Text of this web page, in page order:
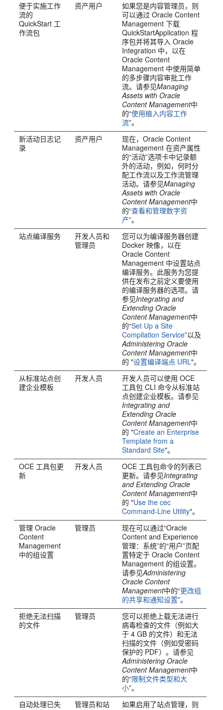
便于实施工作
流的
QuickStart 工
作流包
资产用户
如果您是内容管理员，则
可以通过Oracle Content
Management 下载
QuickStartApplication 程
序包并将其导入Oracle
Integration 中，以在
Oracle Content
Management 中使用简单
的多步骤内容审批工作
流。请参见Managing
Assets with Oracle
Content Management中
的“使用植入内容工作
流”。
新活动日志记
录
资产用户 现在，Oracle Content
Management 在资产属性
的“活动”选项卡中记录额
外的活动，例如，何时分
配工作流以及工作流管理
活动。请参见Managing
Assets with Oracle
Content Management中
的“查看和管理数字资
产”。
站点编译服务
开发人员和
管理员
您可以为编译服务器创建
Docker 映像，以在
Oracle Content
Management 中设置站点
编译服务。此服务为您提
供在发布之前定义要使用
的编译服务器的选项。请
参见Integrating and
Extending Oracle
Content Management中
的“Set Up a Site
Compilation Service”以及
Administering Oracle
Content Management中
的 "设置编译端点 URL"。
从标准站点创
建企业模板
开发人员
开发人员可以使用 OCE
工具包 CLI 命令从标准站
点创建企业模板。请参见
Integrating and
Extending Oracle
Content Management中
的 "Create an Enterprise
Template from a
Standard Site"。
OCE 工具包更
新
开发人员
OCE 工具包命令的列表已
更新。请参见Integrating
and Extending Oracle
Content Management中
的 "Use the cec
Command-Line Utility"。
管理Oracle
Content
Management
中的组设置
管理员
现在可以通过“Oracle
Content and Experience
管理：系统”的“用户”页配
置特定于Oracle Content
Management 的组设置。
请参见Administering
Oracle Content
Management中的“更改组
的共享和通知设置”。
拒绝无法扫描
的文件
管理员
您可以拒绝上载无法进行
病毒检查的文件（例如大
于 4 GB 的文件）和无法
扫描的文件（例如受密码
保护的 PDF）。请参见
Administering Oracle
Content Management中
的“限制文件类型和大
小”。
自动处理已失
管理员和站
如果启用了站点管理，则